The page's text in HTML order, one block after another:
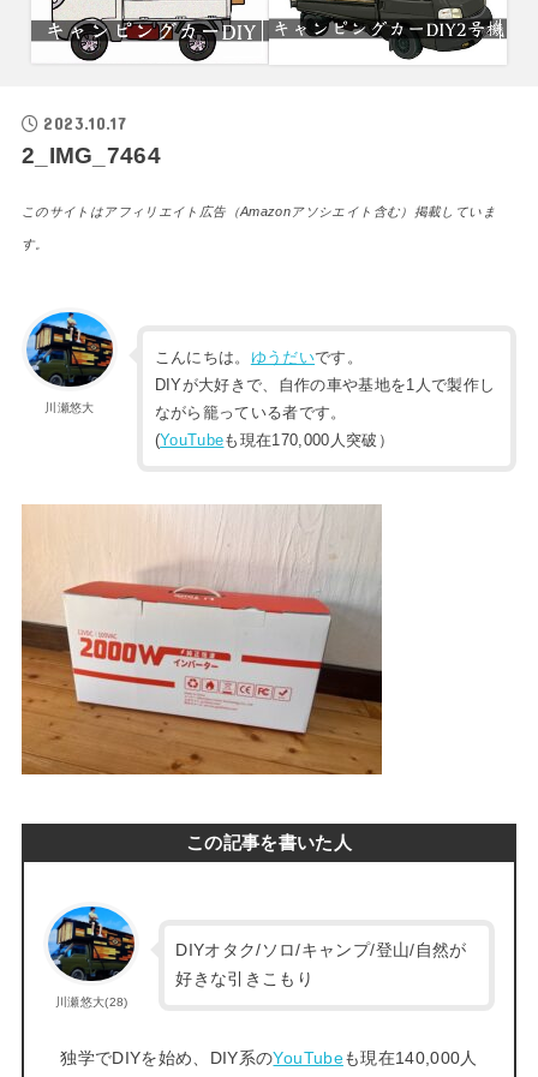
2023.10.17
2_IMG_7464
このサイトはアフィリエイト広告（Amazonアソシエイト含む）掲載していま
す。
川瀬悠大
こんにちは。 ゆうだいです。
DIYが大好きで、自作の車や基地を1人で製作し
ながら籠っている者です。
(YouTubeも現在170,000人突破）
この記事を書いた人
川瀬悠大(28)
DIYオタク/ソロ/キャンプ/登山/自然が
好きな引きこもり
独学でDIYを始め、DIY系のYouTubeも現在140,000人